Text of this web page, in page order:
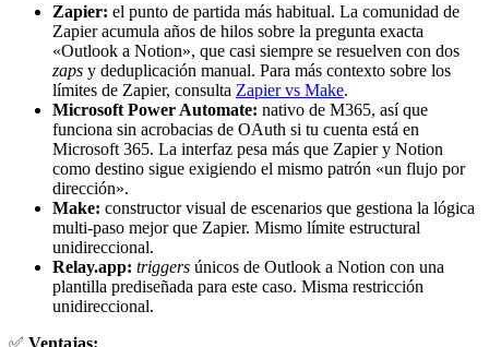
Zapier: el punto de partida más habitual. La comunidad de
Zapier acumula años de hilos sobre la pregunta exacta
«Outlook a Notion», que casi siempre se resuelven con dos
zaps y deduplicación manual. Para más contexto sobre los
límites de Zapier, consulta Zapier vs Make.
Microsoft Power Automate: nativo de M365, así que
funciona sin acrobacias de OAuth si tu cuenta está en
Microsoft 365. La interfaz pesa más que Zapier y Notion
como destino sigue exigiendo el mismo patrón «un flujo por
dirección».
Make: constructor visual de escenarios que gestiona la lógica
multi-paso mejor que Zapier. Mismo límite estructural
unidireccional.
Relay.app: triggers únicos de Outlook a Notion con una
plantilla prediseñada para este caso. Misma restricción
unidireccional.
✅ Ventajas: